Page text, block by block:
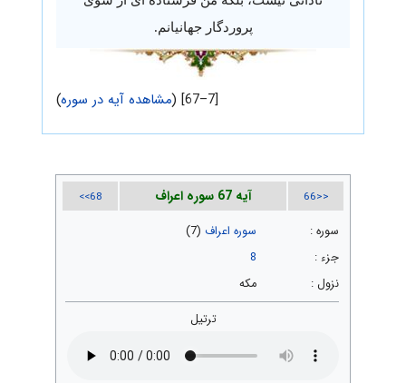
پروردگار جهانیانم.
[7–67] ( مشاهده آیه در سوره)
<<66 آیه 67 سوره اعراف 68>>
سوره : سوره اعراف (7)
جزء :
8
نزول :
مکه
ترتیل